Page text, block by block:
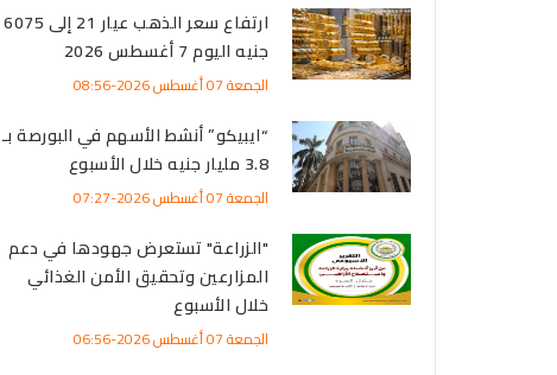
ارتفاع سعر الذهب عيار 21 إلى 6075
جنيه اليوم 7 أغسطس 2026
الجمعة 07 أغسطس 2026-08:56
“ايبيكو” أنشط الأسهم في البورصة بـ
3.8 مليار جنيه خلال الأسبوع
الجمعة 07 أغسطس 2026-07:27
"الزراعة" تستعرض جهودها في دعم
المزارعين وتحقيق الأمن الغذائي
خلال الأسبوع
الجمعة 07 أغسطس 2026-06:56